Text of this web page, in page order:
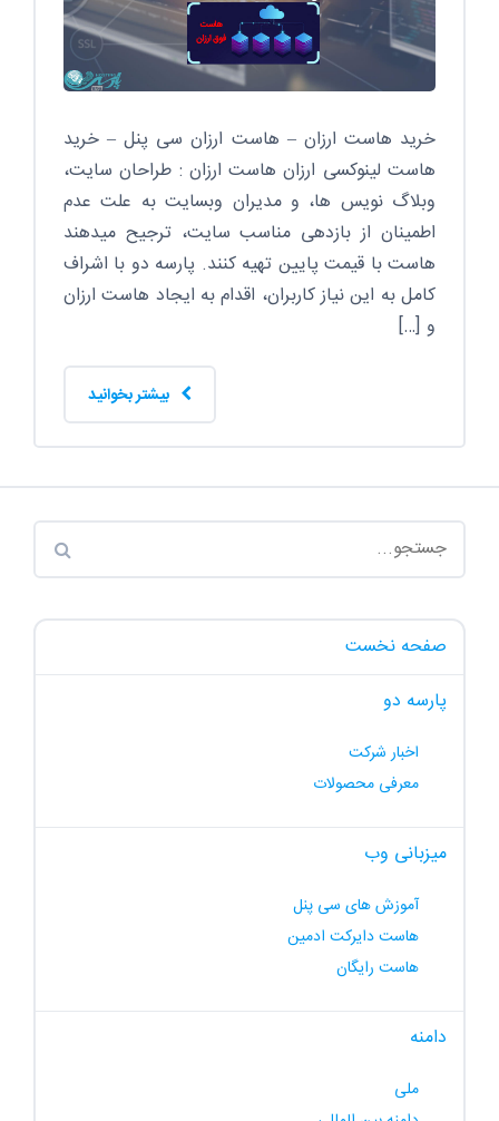
خرید هاست ارزان – هاست ارزان سی پنل – خرید
هاست لینوکسی ارزان هاست ارزان : طراحان سایت،
وبلاگ نویس ها، و مدیران وبسایت به علت عدم
اطمینان از بازدهی مناسب سایت، ترجیح میدهند
هاست با قیمت پایین تهیه کنند. پارسه دو با اشراف
کامل به این نیاز کاربران، اقدام به ایجاد هاست ارزان
و […]
صفحه نخست
پارسه دو
اخبار شرکت
معرفی محصولات
میزبانی وب
آموزش های سی پنل
هاست دایرکت ادمین
هاست رایگان
دامنه
ملی